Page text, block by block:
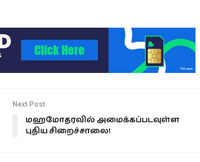
Next Post
மஹமோதரவில் அமைக்கப்படவுள்ள
புதிய சிறைச்சாலை!